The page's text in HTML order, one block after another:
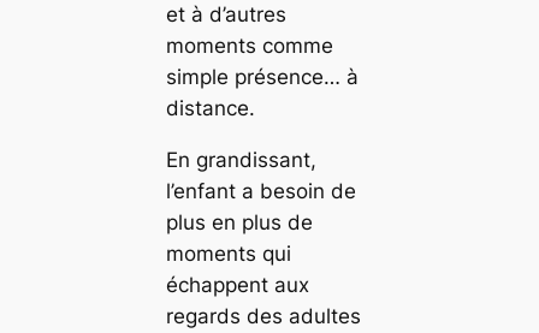
et à d’autres
moments comme
simple présence… à
distance.
En grandissant,
l’enfant a besoin de
plus en plus de
moments qui
échappent aux
regards des adultes